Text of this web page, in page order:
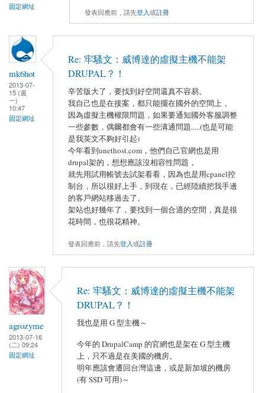
固定網址
發表回應前，請先登入或註冊
mk6hot
2013-07-
15 (週
一)
10:47
固定網址
Re: 牢騷文：威博達的虛擬主機不能架
DRUPAL？！
辛苦版大了，要找到好空間還真不容易。
我自己也是在接案，都只能擺在國外的空間上，
因為虛擬主機權限問題，如果要通知國外客服調整
一些參數，偶爾都會有一些溝通問題.....(也是可能
是我英文不夠好引起)
今年看到unethost.com，他們自己官網也是用
drupal架的，想想應該沒相容性問題，
就先用試用帳號去試架看看，因為也是用cpanel控
制台，所以很好上手，到現在，已經陸續把我手邊
的客戶網站移過去了。
架站也好幾年了，要找到一個合適的空間，真是很
花時間，也很花精神。
發表回應前，請先登入或註冊
agrozyme
2013-07-16
(二) 09:24
固定網址
Re: 牢騷文：威博達的虛擬主機不能架
DRUPAL？！
我也是用 G 型主機～
今年的 DrupalCamp 的官網也是架在 G 型主機
上，只不過是在美國的機房。
明年應該會遷回台灣這邊，或是新加坡的機房
(有 SSD 可用)～